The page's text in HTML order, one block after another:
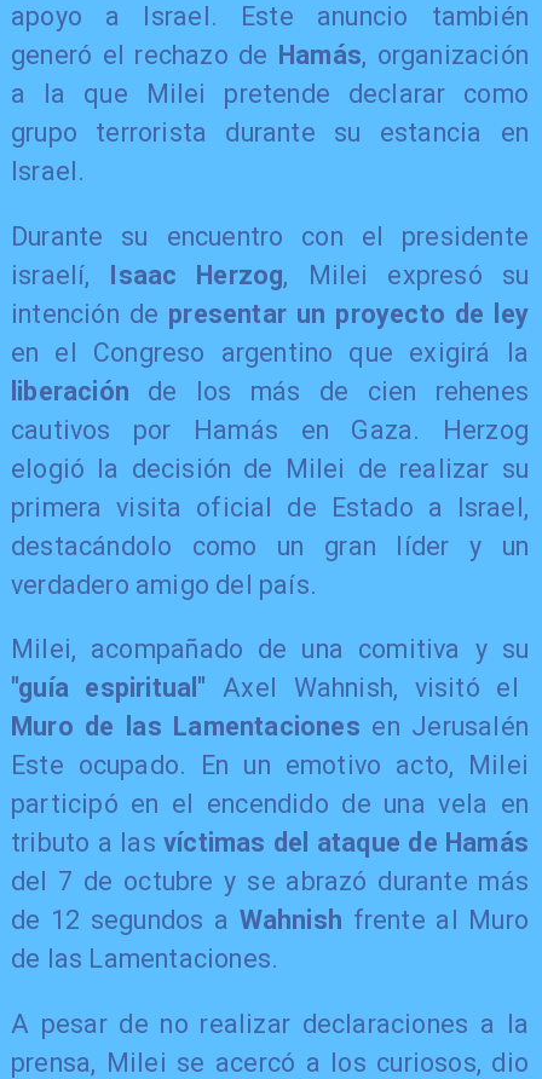
apoyo a Israel. Este anuncio también
generó el rechazo de Hamás, organización
a la que Milei pretende declarar como
grupo terrorista durante su estancia en
Israel.
​Durante su encuentro con el presidente
israelí, Isaac Herzog, Milei expresó su
intención de presentar un proyecto de ley
en el Congreso argentino que exigirá la
liberación de los más de cien rehenes
cautivos por Hamás en Gaza. Herzog
elogió la decisión de Milei de realizar su
primera visita oficial de Estado a Israel,
destacándolo como un gran líder y un
verdadero amigo del país.
​Milei, acompañado de una comitiva y su
"guía espiritual" Axel Wahnish, visitó el
Muro de las Lamentaciones en Jerusalén
Este ocupado. En un emotivo acto, Milei
participó en el encendido de una vela en
tributo a lasvíctimas del ataque de Hamás
del 7 de octubre y se abrazó durante más
de 12 segundos a Wahnish frente al Muro
de las Lamentaciones.
​A pesar de no realizar declaraciones a la
prensa, Milei se acercó a los curiosos, dio